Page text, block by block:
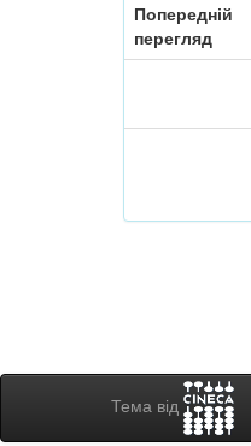
Попередній
перегляд
Тема від